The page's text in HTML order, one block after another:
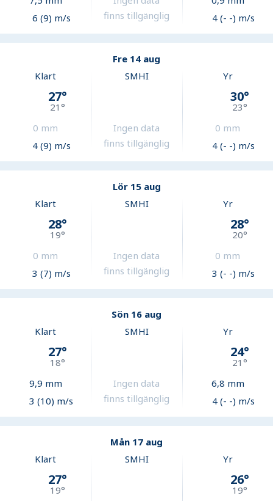
6 (9) m/s
finns tillgänglig
4 (- -) m/s
Fre 14 aug
Klart
27°
21°
0 mm
4 (9) m/s
SMHI
Ingen data
finns tillgänglig
Yr
30°
23°
0 mm
4 (- -) m/s
Lör 15 aug
Klart
28°
19°
0 mm
3 (7) m/s
SMHI
Ingen data
finns tillgänglig
Yr
28°
20°
0 mm
3 (- -) m/s
Sön 16 aug
Klart
27°
18°
9,9 mm
3 (10) m/s
SMHI
Ingen data
finns tillgänglig
Yr
24°
21°
6,8 mm
4 (- -) m/s
Mån 17 aug
Klart
27°
19°
SMHI Yr
26°
19°